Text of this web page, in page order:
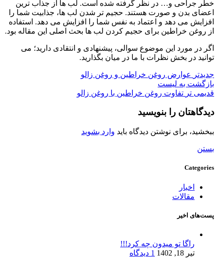
خطر جراحی و… در نظر گرفته شده است. لب ها از جذاب ترین
اعضای بدن و صورت هستند. حجیم تر شدن لب ها، جذابیت شما را
افزایش می دهد و اعتماد به نفس شما را افزایش می دهد. استفاده
از روغن خراطین برای حجیم کردن لب ها بحث اصلی این مقاله بود.
اگر در مورد این موضوع سوالی، پیشنهادی و انتقادی دارید؛ می
توانید در بخش نظرات با ما در میان بگذارید.
جدیدتر
عوارض روغن خراطین و روغن زالو
بازگشت به لیست
قدیمی تر تفاوت روغن خراطین با روغن زالو
دیدگاهتان را بنویسید
ببخشید، برای نوشتن دیدگاه باید وارد بشوید
بستن
Categories
اخبار
مقالات
پست‌های اخیر
راگا تو میدون چه کرد!!!
تیر 18, 1402
1 دیدگاه